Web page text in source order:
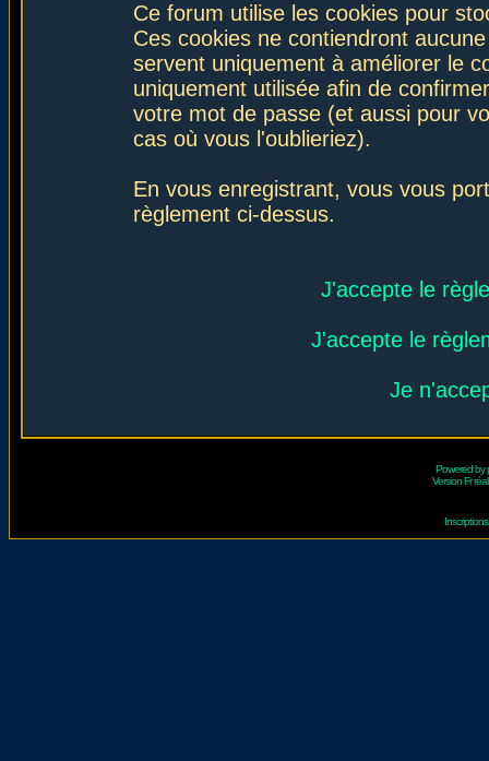
Ce forum utilise les cookies pour
Ces cookies ne contiendront
servent uniquement à améliorer le
uniquement utilisée afin de
votre mot de passe (et aussi pour
cas où vous l'oublieriez).
En vous enregistrant, vous vous
règlement ci-dessus.
J'accepte le
J'accepte le
Je
Powered by
Version Fr